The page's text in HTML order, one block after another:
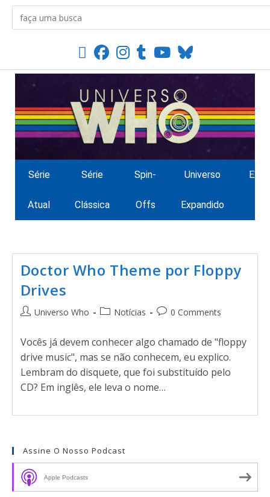
Série
Atual
Série
Clássica
Spin-
Offs
Universo
Expandido
Doctor Who Theme por Floppy
Drives
Universo Who Notícias 0 Comments
Vocês já devem conhecer algo chamado de "floppy
drive music", mas se não conhecem, eu explico.
Lembram do disquete, que foi substituído pelo
CD? Em inglês, ele leva o nome…
Assine O Nosso Podcast
Apple Podcasts